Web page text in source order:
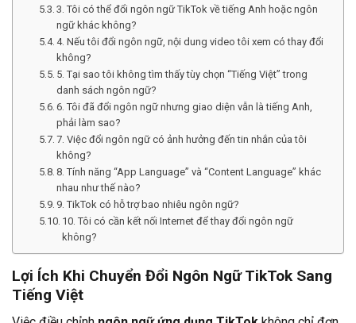
3. Tôi có thể đổi ngôn ngữ TikTok về tiếng Anh hoặc ngôn
ngữ khác không?
4. Nếu tôi đổi ngôn ngữ, nội dung video tôi xem có thay đổi
không?
5. Tại sao tôi không tìm thấy tùy chọn “Tiếng Việt” trong
danh sách ngôn ngữ?
6. Tôi đã đổi ngôn ngữ nhưng giao diện vẫn là tiếng Anh,
phải làm sao?
7. Việc đổi ngôn ngữ có ảnh hưởng đến tin nhắn của tôi
không?
8. Tính năng “App Language” và “Content Language” khác
nhau như thế nào?
9. TikTok có hỗ trợ bao nhiêu ngôn ngữ?
10. Tôi có cần kết nối Internet để thay đổi ngôn ngữ
không?
Lợi Ích Khi Chuyển Đổi Ngôn Ngữ TikTok Sang
Tiếng Việt